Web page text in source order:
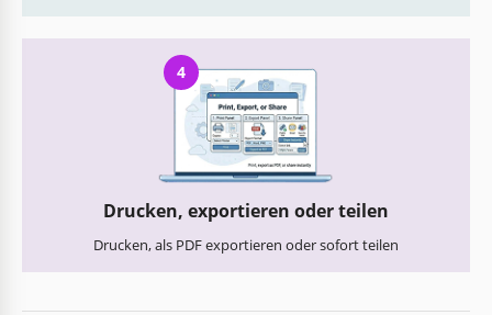
4
Drucken, exportieren oder teilen
Drucken, als PDF exportieren oder sofort teilen